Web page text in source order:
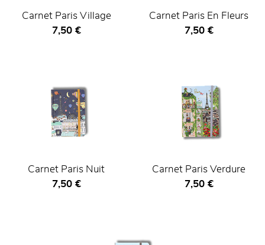
Carnet Paris Village
Prix ​​actuel
7,50 €
Carnet Paris En Fleurs
Prix ​​actuel
7,50 €
Carnet Paris Nuit
Prix ​​actuel
7,50 €
Carnet Paris Verdure
Prix ​​actuel
7,50 €